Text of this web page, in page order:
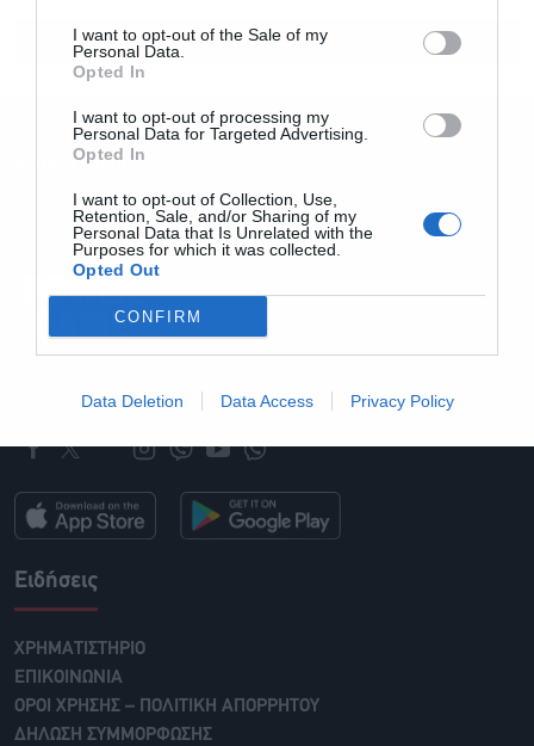
I want to opt-out of the Sale of my
Personal Data.
Opted In
I want to opt-out of processing my
Personal Data for Targeted Advertising.
Opted In
I want to opt-out of Collection, Use,
Retention, Sale, and/or Sharing of my
Personal Data that Is Unrelated with the
Purposes for which it was collected.
Opted Out
CONFIRM
Data Deletion Data Access Privacy Policy
ΟΛΕΣ ΟΙ ΕΙΔΗΣΕΙΣ
Επικοινωνία
Email: info@powergame.gr
Ειδήσεις
ΧΡΗΜΑΤΙΣΤΗΡΙΟ
ΕΠΙΚΟΙΝΩΝΙΑ
ΟΡΟΙ ΧΡΗΣΗΣ – ΠΟΛΙΤΙΚΗ ΑΠΟΡΡΗΤΟΥ
ΔΗΛΩΣΗ ΣΥΜΜΟΡΦΩΣΗΣ